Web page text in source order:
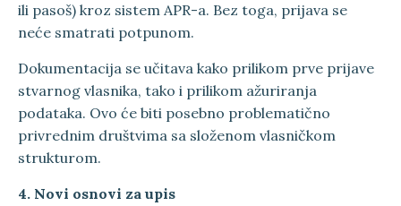
ili pasoš) kroz sistem APR-a. Bez toga, prijava se
neće smatrati potpunom.
Dokumentacija se učitava kako prilikom prve prijave
stvarnog vlasnika, tako i prilikom ažuriranja
podataka. Ovo će biti posebno problematično
privrednim društvima sa složenom vlasničkom
strukturom.
4. Novi osnovi za upis